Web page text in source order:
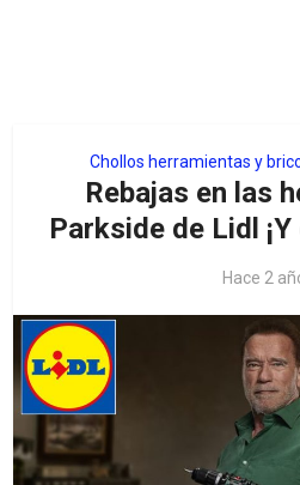
Chollos herramientas y
Rebajas en las
Parkside de Lidl
Hace 2